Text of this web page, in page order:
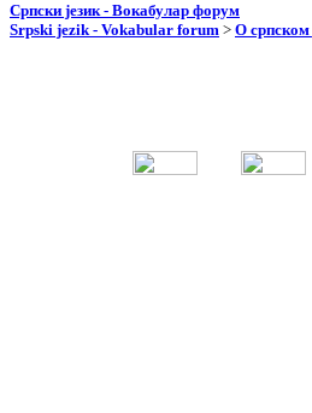
Српски језик - Вокабулар форум
Srpski jezik - Vokabular forum > О српском